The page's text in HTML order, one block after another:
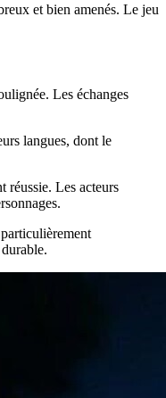
et bien amenés. Le jeu
Les échanges
langues, dont le
réussie. Les acteurs